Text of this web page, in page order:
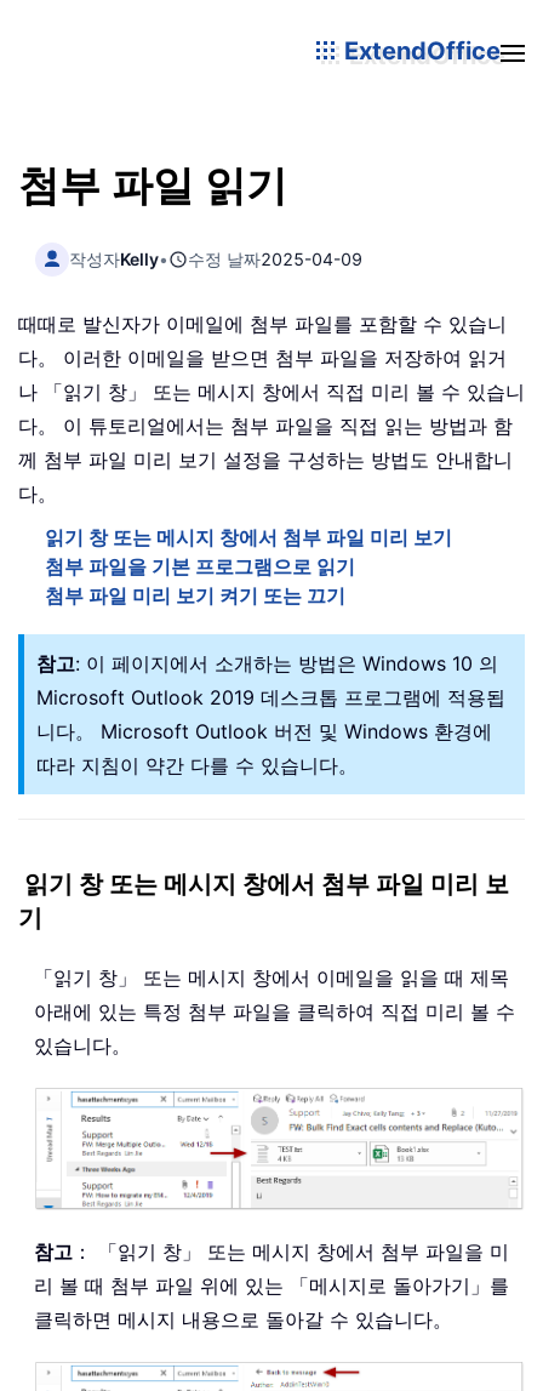
ExtendOffice
첨부 파일 읽기
작성자Kelly• 수정 날짜2025-04-09
때때로 발신자가 이메일에 첨부 파일를 포함할 수 있습니
다。 이러한 이메일을 받으면 첨부 파일을 저장하여 읽거
나 「읽기 창」 또는 메시지 창에서 직접 미리 볼 수 있습니
다。 이 튜토리얼에서는 첨부 파일을 직접 읽는 방법과 함
께 첨부 파일 미리 보기 설정을 구성하는 방법도 안내합니
다。
읽기 창 또는 메시지 창에서 첨부 파일 미리 보기
첨부 파일을 기본 프로그램으로 읽기
첨부 파일 미리 보기 켜기 또는 끄기
참고: 이 페이지에서 소개하는 방법은 Windows 10 의
Microsoft Outlook 2019 데스크톱 프로그램에 적용됩
니다。 Microsoft Outlook 버전 및 Windows 환경에
따라 지침이 약간 다를 수 있습니다。
읽기 창 또는 메시지 창에서 첨부 파일 미리 보
기
「읽기 창」 또는 메시지 창에서 이메일을 읽을 때 제목
아래에 있는 특정 첨부 파일을 클릭하여 직접 미리 볼 수
있습니다。
참고 ： 「읽기 창」 또는 메시지 창에서 첨부 파일을 미
리 볼 때 첨부 파일 위에 있는 「메시지로 돌아가기」를
클릭하면 메시지 내용으로 돌아갈 수 있습니다。